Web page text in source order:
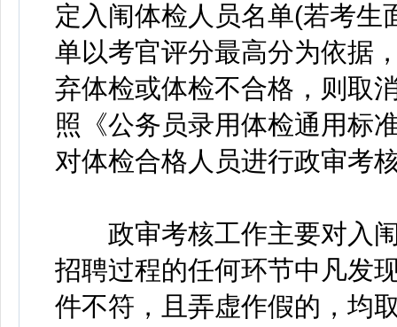
定入闱体检人员名单(若考生
单以考官评分最高分为依据
弃体检或体检不合格，则取
照《公务员录用体检通用标
对体检合格人员进行政审考
政审考核工作主要对入闱
招聘过程的任何环节中凡发
件不符，且弄虚作假的，均